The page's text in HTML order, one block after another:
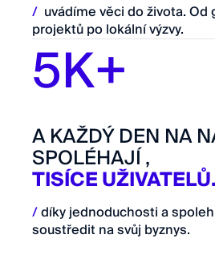
/ uvádíme věci do života. Od
projektů po lokální výzvy.
5K+
A KAŽDÝ DEN NA
SPOLÉHAJÍ ,
TISÍCE UŽIVATELŮ.
/díky jednoduchosti a
soustředit na svůj byznys.